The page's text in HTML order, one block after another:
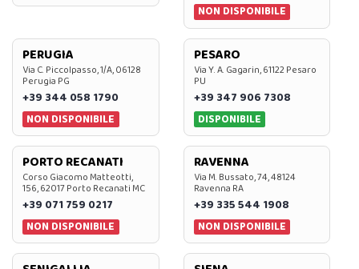
NON DISPONIBILE
PERUGIA
Via C. Piccolpasso, 1/A, 06128
Perugia PG
+39 344 058 1790
NON DISPONIBILE
PESARO
Via Y. A. Gagarin, 61122 Pesaro
PU
+39 347 906 7308
DISPONIBILE
PORTO RECANATI
Corso Giacomo Matteotti,
156, 62017 Porto Recanati MC
+39 071 759 0217
NON DISPONIBILE
RAVENNA
Via M. Bussato, 74, 48124
Ravenna RA
+39 335 544 1908
NON DISPONIBILE